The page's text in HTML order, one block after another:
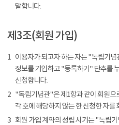
말합니다.
제3조(회원 가입)
1 이용자가 되고자 하는 자는 "독립기
정보를 기입하고 "등록하기" 단추를
신청합니다.
2 "독립기념관"은 제1항과 같이 회원으
각 호에 해당하지 않는 한 신청한 자를
3 회원 가입 계약의 성립 시기는 "독립